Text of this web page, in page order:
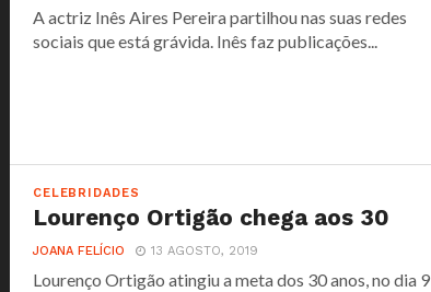
A actriz Inês Aires Pereira partilhou nas suas redes
sociais que está grávida. Inês faz publicações...
CELEBRIDADES
Lourenço Ortigão chega aos 30
JOANA FELÍCIO 13 AGOSTO, 2019
Lourenço Ortigão atingiu a meta dos 30 anos, no dia 9